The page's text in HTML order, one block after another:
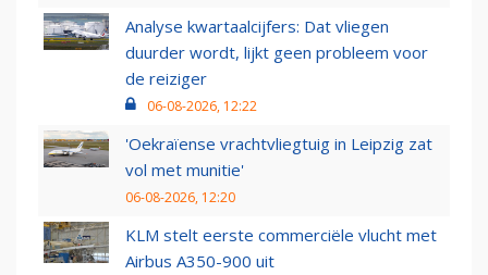
Analyse kwartaalcijfers: Dat vliegen
duurder wordt, lijkt geen probleem voor
de reiziger
06-08-2026, 12:22
'Oekraïense vrachtvliegtuig in Leipzig zat
vol met munitie'
06-08-2026, 12:20
KLM stelt eerste commerciële vlucht met
Airbus A350-900 uit